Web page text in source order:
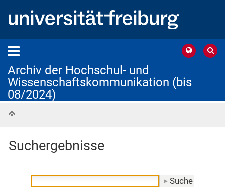
Archiv der Hochschul- und
Wissenschaftskommunikation (bis
08/2024)
Suchergebnisse